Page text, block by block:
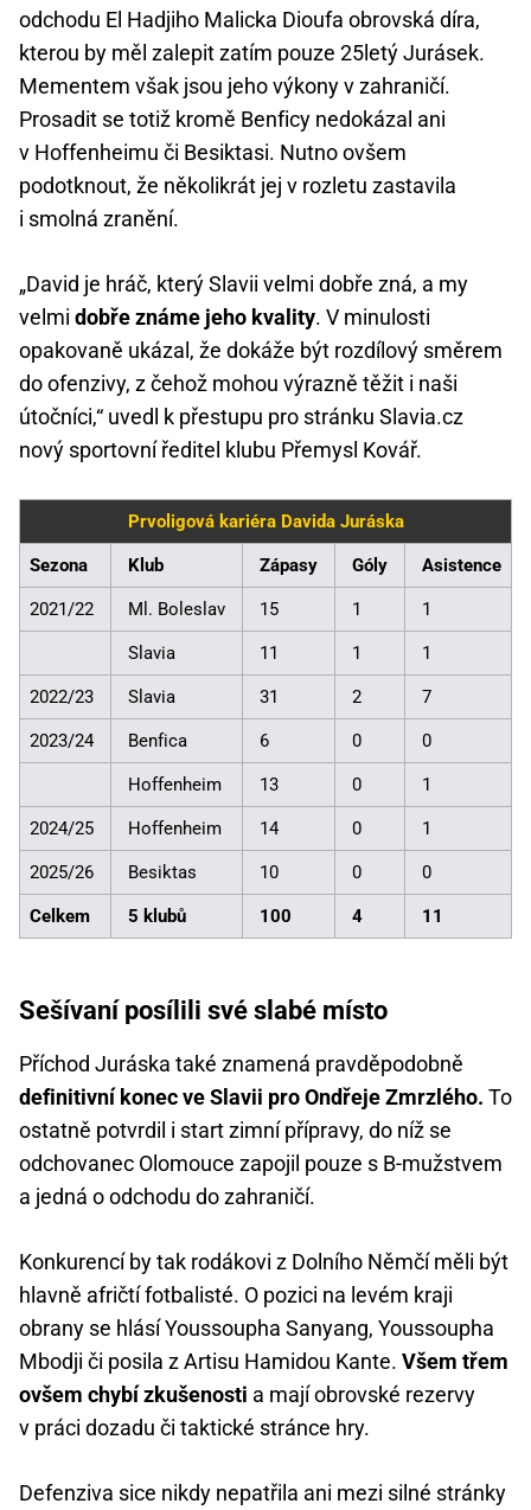
odchodu El Hadjiho Malicka Dioufa obrovská díra,
kterou by měl zalepit zatím pouze 25letý Jurásek.
Mementem však jsou jeho výkony v zahraničí.
Prosadit se totiž kromě Benficy nedokázal ani
v Hoffenheimu či Besiktasi. Nutno ovšem
podotknout, že několikrát jej v rozletu zastavila
i smolná zranění.
„David je hráč, který Slavii velmi dobře zná, a my
velmi dobře známe jeho kvality. V minulosti
opakovaně ukázal, že dokáže být rozdílový směrem
do ofenzivy, z čehož mohou výrazně těžit i naši
útočníci,“ uvedl k přestupu pro stránku Slavia.cz
nový sportovní ředitel klubu Přemysl Kovář.
Prvoligová kariéra Davida Juráska
Sezona Klub Zápasy Góly Asistence
2021/22 Ml. Boleslav 15 1 1
Slavia 11 1 1
2022/23 Slavia 31 2 7
2023/24 Benfica 6 0 0
Hoffenheim 13 0 1
2024/25 Hoffenheim 14 0 1
2025/26 Besiktas 10 0 0
Celkem 5 klubů 100 4 11
Sešívaní posílili své slabé místo
Příchod Juráska také znamená pravděpodobně
definitivní konec ve Slavii pro Ondřeje Zmrzlého. To
ostatně potvrdil i start zimní přípravy, do níž se
odchovanec Olomouce zapojil pouze s B-mužstvem
a jedná o odchodu do zahraničí.
Konkurencí by tak rodákovi z Dolního Němčí měli být
hlavně afričtí fotbalisté. O pozici na levém kraji
obrany se hlásí Youssoupha Sanyang, Youssoupha
Mbodji či posila z Artisu Hamidou Kante. Všem třem
ovšem chybí zkušenosti a mají obrovské rezervy
v práci dozadu či taktické stránce hry.
Defenziva sice nikdy nepatřila ani mezi silné stránky